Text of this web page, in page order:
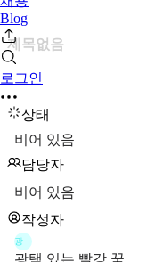
Blog
로그인
제목없음
상태
비어 있음
담당자
비어 있음
작성자
광